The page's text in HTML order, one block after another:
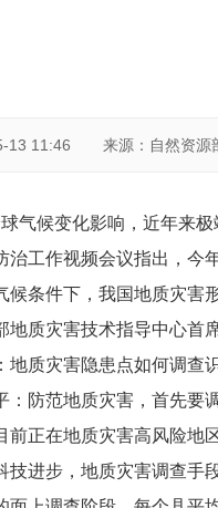
13 11:46 来源：自然资源
气候变化影响，近年来
治工作视频会议指出，今
候条件下，我国地质灾害
地质灾害技术指导中心首
地质灾害隐患点如何调查
：防范地质灾害，首先要
前正在地质灾害高风险地
技进步，地质灾害调查手